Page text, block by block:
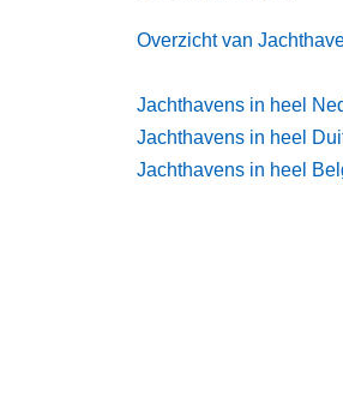
Overzicht van
Jachthavens in heel
Jachthavens in heel
Jachthavens in heel